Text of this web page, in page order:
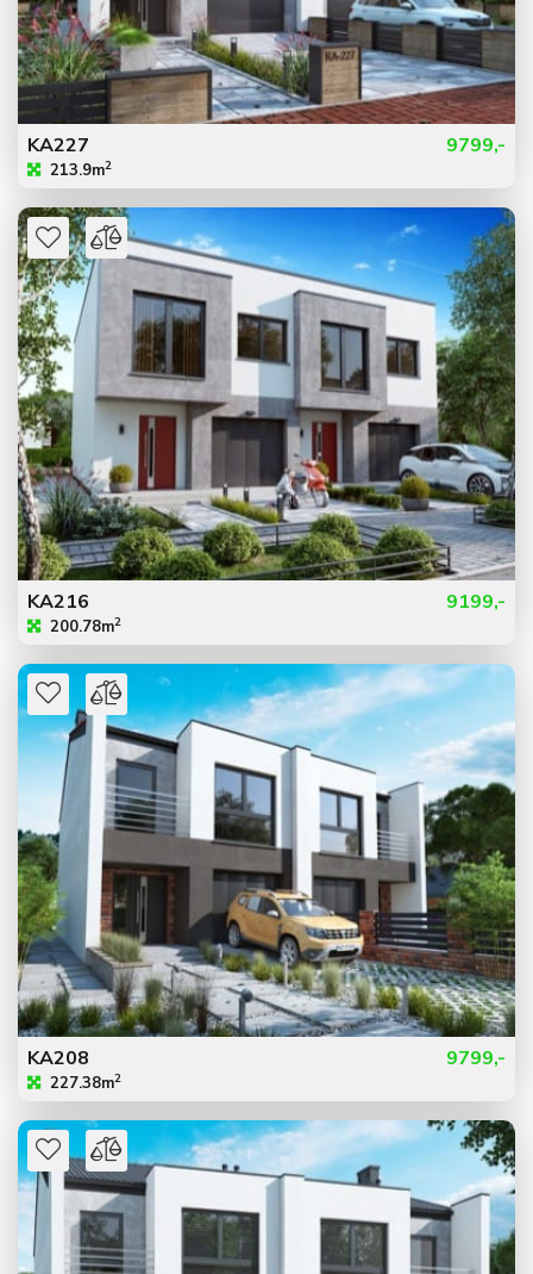
KA227
213.9m2
9799,-
KA216
200.78m2
9199,-
KA208
227.38m2
9799,-